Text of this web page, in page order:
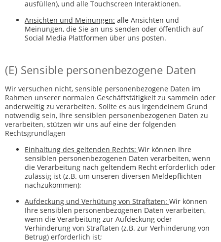
ausfüllen), und alle Touchscreen Interaktionen.
Ansichten und Meinungen: alle Ansichten und
Meinungen, die Sie an uns senden oder öffentlich auf
Social Media Plattformen über uns posten.
(E) Sensible personenbezogene Daten
Wir versuchen nicht, sensible personenbezogene Daten im
Rahmen unserer normalen Geschäftstätigkeit zu sammeln oder
anderweitig zu verarbeiten. Sollte es aus irgendeinem Grund
notwendig sein, Ihre sensiblen personenbezogenen Daten zu
verarbeiten, stützen wir uns auf eine der folgenden
Rechtsgrundlagen
Einhaltung des geltenden Rechts: Wir können Ihre
sensiblen personenbezogenen Daten verarbeiten, wenn
die Verarbeitung nach geltendem Recht erforderlich oder
zulässig ist (z.B. um unseren diversen Meldepflichten
nachzukommen);
Aufdeckung und Verhütung von Straftaten: Wir können
Ihre sensiblen personenbezogenen Daten verarbeiten,
wenn die Verarbeitung zur Aufdeckung oder
Verhinderung von Straftaten (z.B. zur Verhinderung von
Betrug) erforderlich ist;